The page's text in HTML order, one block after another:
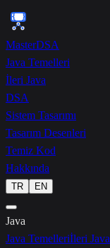
{ }
MasterDSA
Java Temelleri
İleri Java
DSA
Sistem Tasarımı
Tasarım Desenleri
Temiz Kod
Hakkında
TR EN
Java
Java Temelleriİleri Java